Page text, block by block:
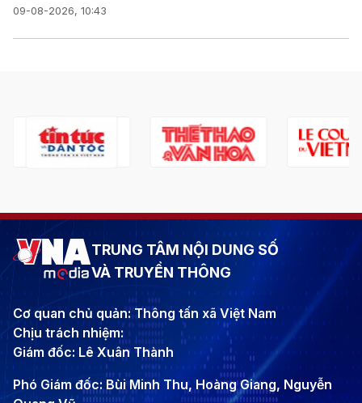
09-08-2026, 10:43
TRUNG TÂM NỘI DUNG SỐ
VÀ TRUYỀN THÔNG
Cơ quan chủ quản: Thông tấn xã Việt Nam
Chịu trách nhiệm:
Giám đốc: Lê Xuân Thành
Phó Giám đốc: Bùi Minh Thu, Hoàng Giang, Nguyễn